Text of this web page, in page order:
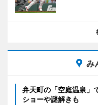
み
弁天町の「空庭温泉
ショーや謎解きも